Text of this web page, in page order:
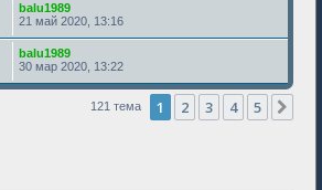
balu1989
21 май 2020, 13:16
balu1989
30 мар 2020, 13:22
121 тема 1 2 3 4 5